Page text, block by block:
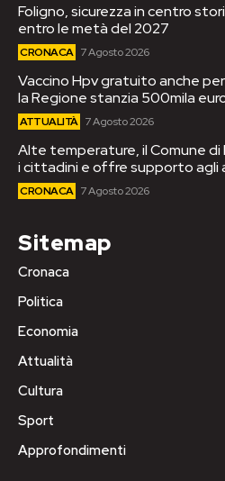
Foligno, sicurezza in centro
entro le metà del 2027
CRONACA 7 Agosto 2026
Vaccino Hpv gratuito anche
la Regione stanzia 500mila
ATTUALITÀ 7 Agosto 2026
Alte temperature, il Comune di
i cittadini e offre supporto agli
CRONACA 7 Agosto 2026
Sitemap
Cronaca
Politica
Economia
Attualità
Cultura
Sport
Approfondimenti